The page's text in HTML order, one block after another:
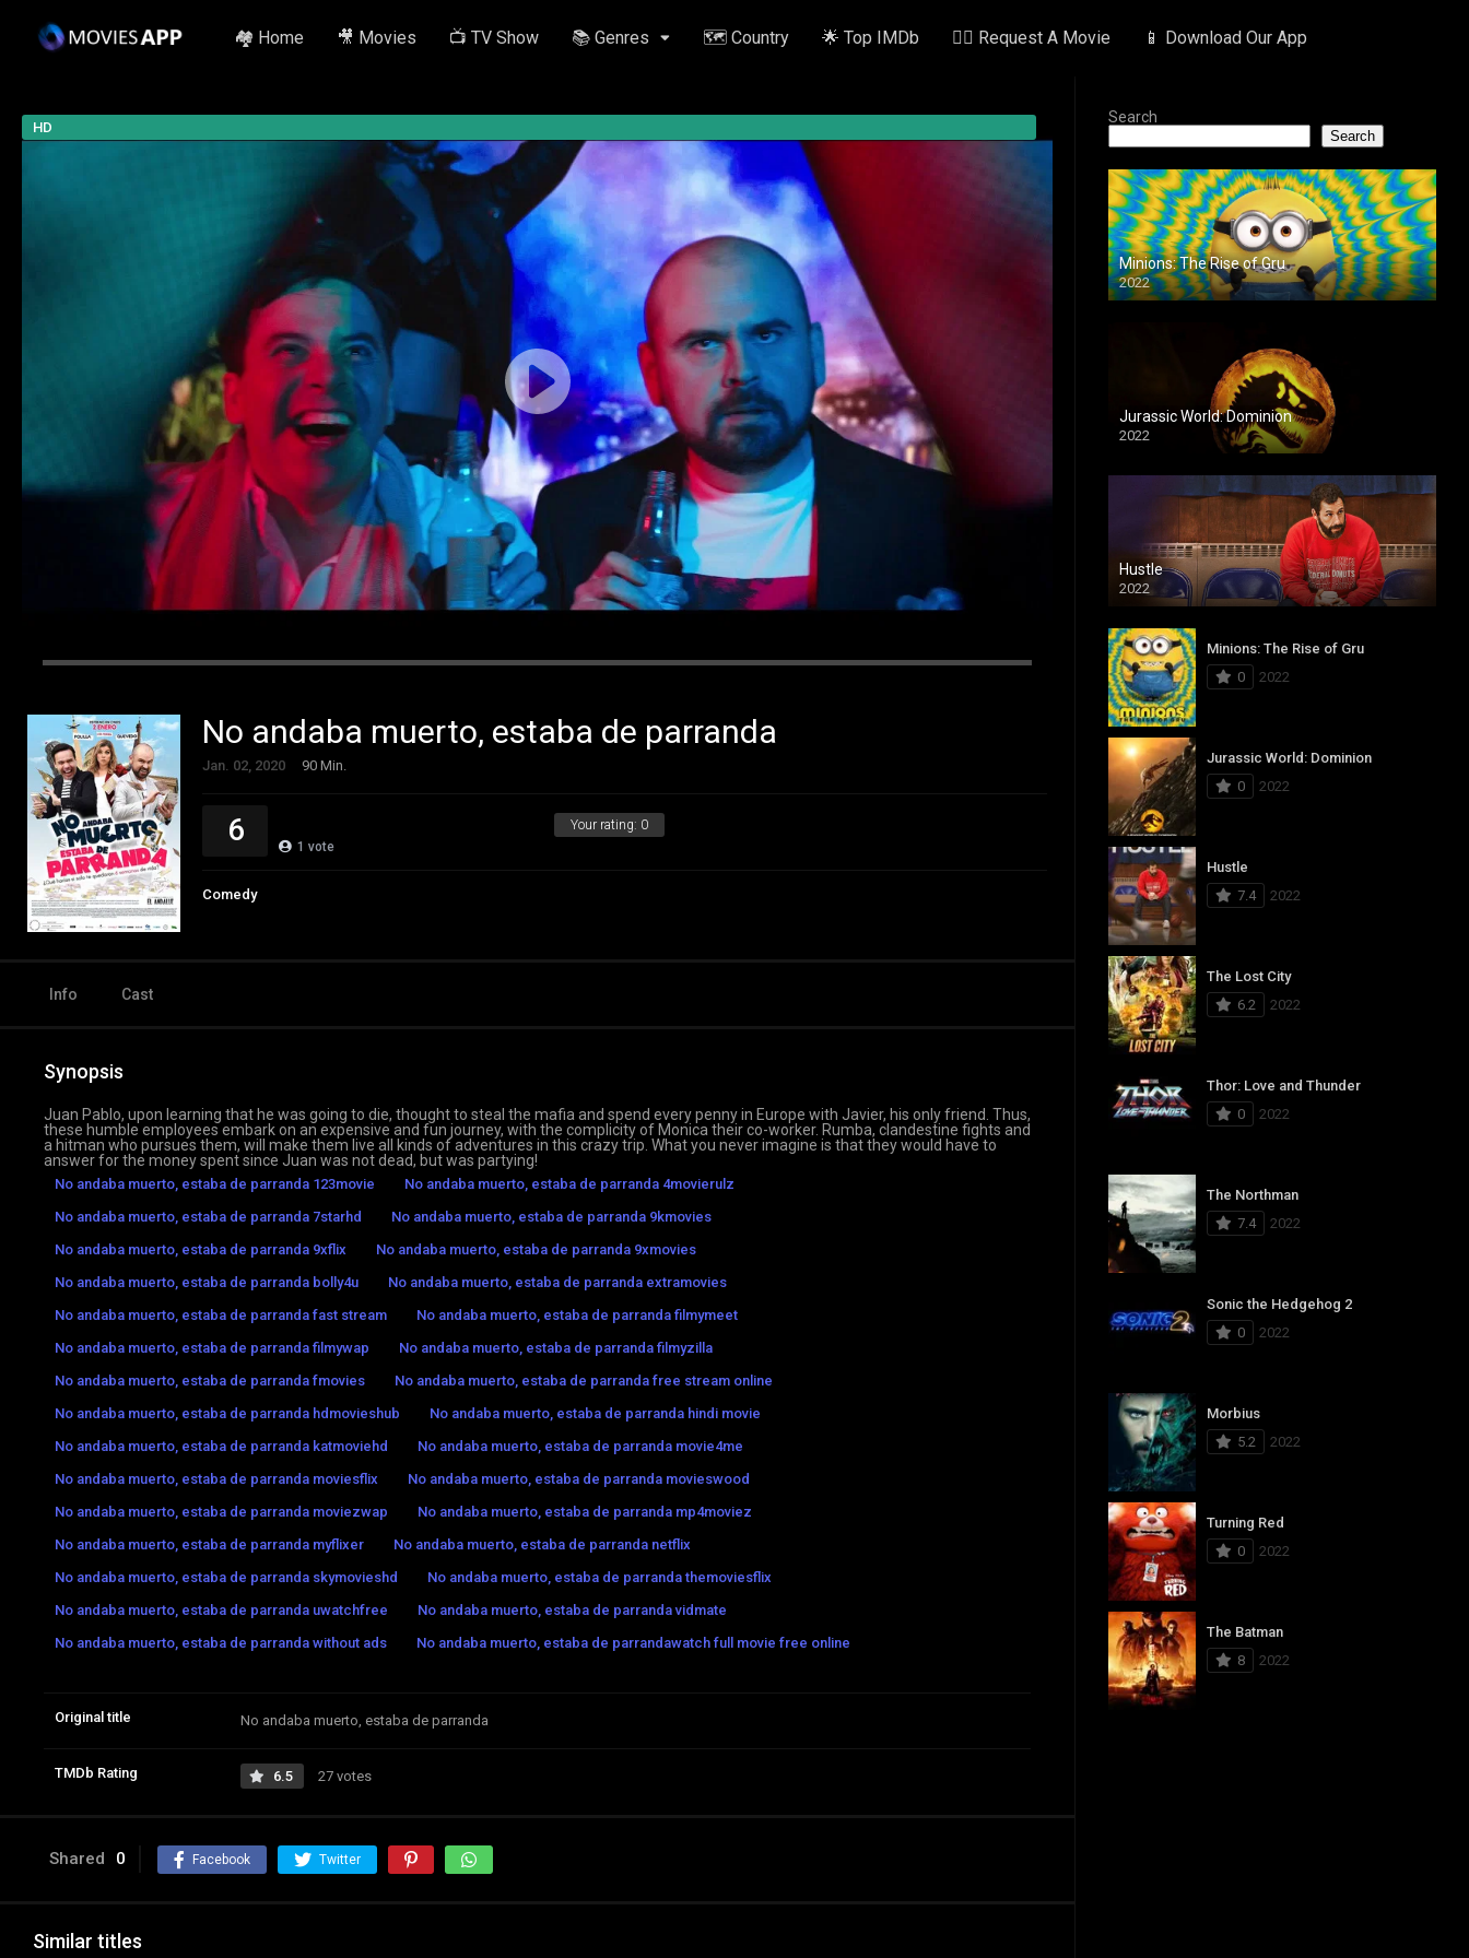
🏘️ Home 🎥 Movies 📺 TV Show 📚 Genres 🗺️ Country 🌟 Top IMDb ✍🏽 Request A Movie 📱 Download Our App
HD
No andaba muerto, estaba de parranda
Jan. 02, 2020 90 Min.
Your rating: 0
6 1 vote
Comedy
Info Cast
Synopsis
Juan Pablo, upon learning that he was going to die, thought to steal the mafia and spend every penny in Europe with Javier, his only friend. Thus,
these humble employees embark on an expensive and fun journey, with the complicity of Monica their co-worker. Rumba, clandestine fights and
a hitman who pursues them, will make them live all kinds of adventures in this crazy trip. What you never imagine is that they would have to
answer for the money spent since Juan was not dead, but was partying!
No andaba muerto, estaba de parranda 123movie
No andaba muerto, estaba de parranda 4movierulz
No andaba muerto, estaba de parranda 7starhd
No andaba muerto, estaba de parranda 9kmovies
No andaba muerto, estaba de parranda 9xflix
No andaba muerto, estaba de parranda 9xmovies
No andaba muerto, estaba de parranda bolly4u
No andaba muerto, estaba de parranda extramovies
No andaba muerto, estaba de parranda fast stream
No andaba muerto, estaba de parranda filmymeet
No andaba muerto, estaba de parranda filmywap
No andaba muerto, estaba de parranda filmyzilla
No andaba muerto, estaba de parranda fmovies
No andaba muerto, estaba de parranda free stream online
No andaba muerto, estaba de parranda hdmovieshub
No andaba muerto, estaba de parranda hindi movie
No andaba muerto, estaba de parranda katmoviehd
No andaba muerto, estaba de parranda movie4me
No andaba muerto, estaba de parranda moviesflix
No andaba muerto, estaba de parranda movieswood
No andaba muerto, estaba de parranda moviezwap
No andaba muerto, estaba de parranda mp4moviez
No andaba muerto, estaba de parranda myflixer
No andaba muerto, estaba de parranda netflix
No andaba muerto, estaba de parranda skymovieshd
No andaba muerto, estaba de parranda themoviesflix
No andaba muerto, estaba de parranda uwatchfree
No andaba muerto, estaba de parranda vidmate
No andaba muerto, estaba de parranda without ads
No andaba muerto, estaba de parrandawatch full movie free online
Original title No andaba muerto, estaba de parranda
TMDb Rating 6.5 27 votes
Shared 0 Facebook Twitter
Similar titles
Search
Search
Minions: The Rise of Gru
2022
Jurassic World: Dominion
2022
Hustle
2022
Minions: The Rise of Gru
0
2022
Jurassic World: Dominion
0
2022
Hustle
7.4
2022
The Lost City
6.2
2022
Thor: Love and Thunder
0
2022
The Northman
7.4
2022
Sonic the Hedgehog 2
0
2022
Morbius
5.2
2022
Turning Red
0
2022
The Batman
8
2022